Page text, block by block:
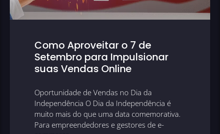
Como Aproveitar o 7 de
Setembro para Impulsionar
suas Vendas Online
Oportunidade de Vendas no Dia da
Independência O Dia da Independência é
muito mais do que uma data comemorativa.
Para empreendedores e gestores de e-